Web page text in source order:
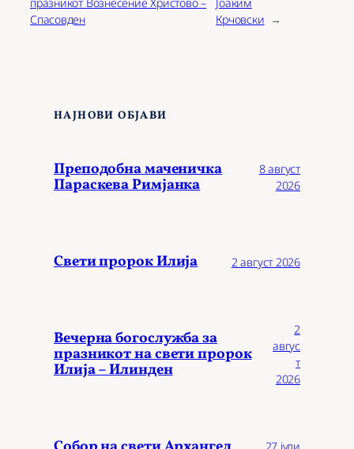
Спасовден
Крчовски →
НАЈНОВИ ОБЈАВИ
Преподобна маченичка
Параскева Римјанка
8 август
2026
Свети пророк Илија 2 август 2026
Вечерна богослужба за
празникот на свети пророк
Илија – Илинден
2
авгус
т
2026